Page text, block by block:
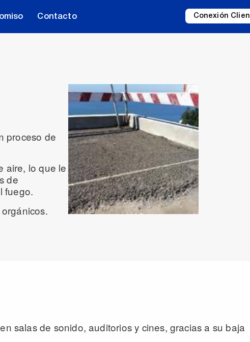
Contacto Conexión
proceso de
aire, lo que le
de
fuego.
salas de sonido, auditorios y cines, gracias a su baja